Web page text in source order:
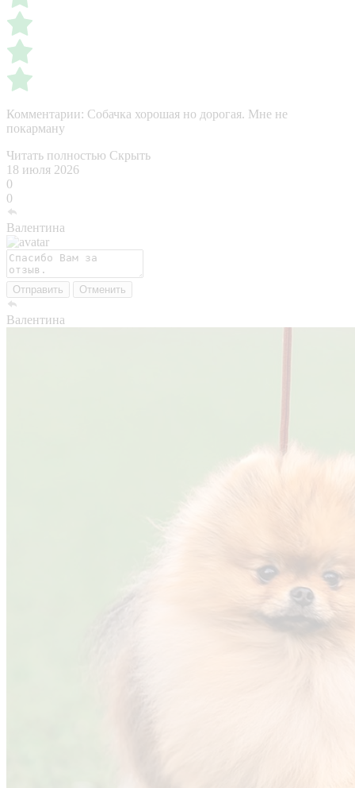
Комментарии: Собачка хорошая но дорогая. Мне не
покарману
Читать полностью Скрыть
18 июля 2026
0
0
Валентина
Отправить Отменить
Валентина